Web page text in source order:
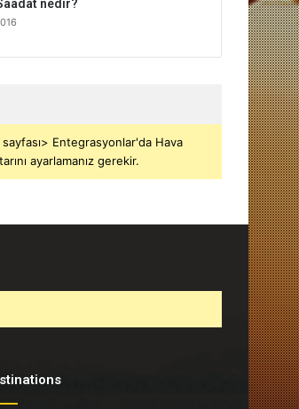
nedir?
Entegrasyonlar'da Hava
ayarlamanız gerekir.